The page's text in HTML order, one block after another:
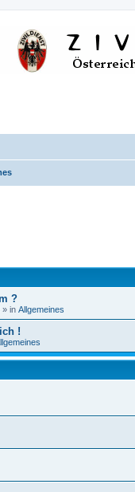
?
» in Allgemeines
!